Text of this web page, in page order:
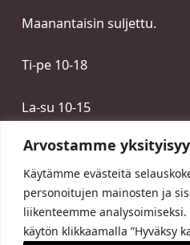
Arvostamme
Käytämme evästeitä
personoitujen mainosten ja
liikenteemme
käytön klikkaamalla ”Hyväksy
Maanantaisin suljettu.
Ti-pe 10-18
La-su 10-15